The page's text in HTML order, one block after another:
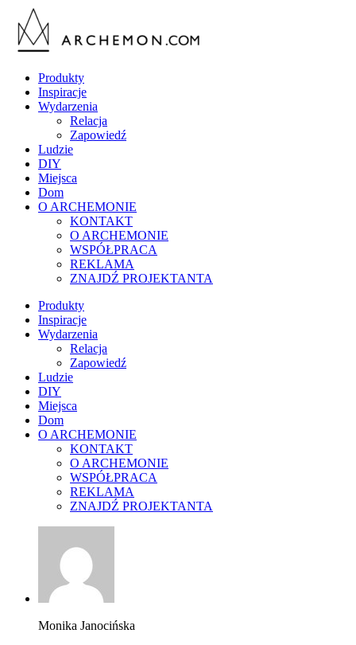
Produkty
Inspiracje
Wydarzenia
Relacja
Zapowiedź
Ludzie
DIY
Miejsca
Dom
O ARCHEMONIE
KONTAKT
O ARCHEMONIE
WSPÓŁPRACA
REKLAMA
ZNAJDŹ PROJEKTANTA
Produkty
Inspiracje
Wydarzenia
Relacja
Zapowiedź
Ludzie
DIY
Miejsca
Dom
O ARCHEMONIE
KONTAKT
O ARCHEMONIE
WSPÓŁPRACA
REKLAMA
ZNAJDŹ PROJEKTANTA
Monika Janocińska